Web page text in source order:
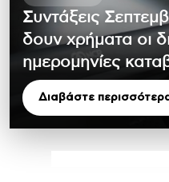
Συντάξεις
δουν χρήματα οι
ημερομηνίες
Διαβάστε